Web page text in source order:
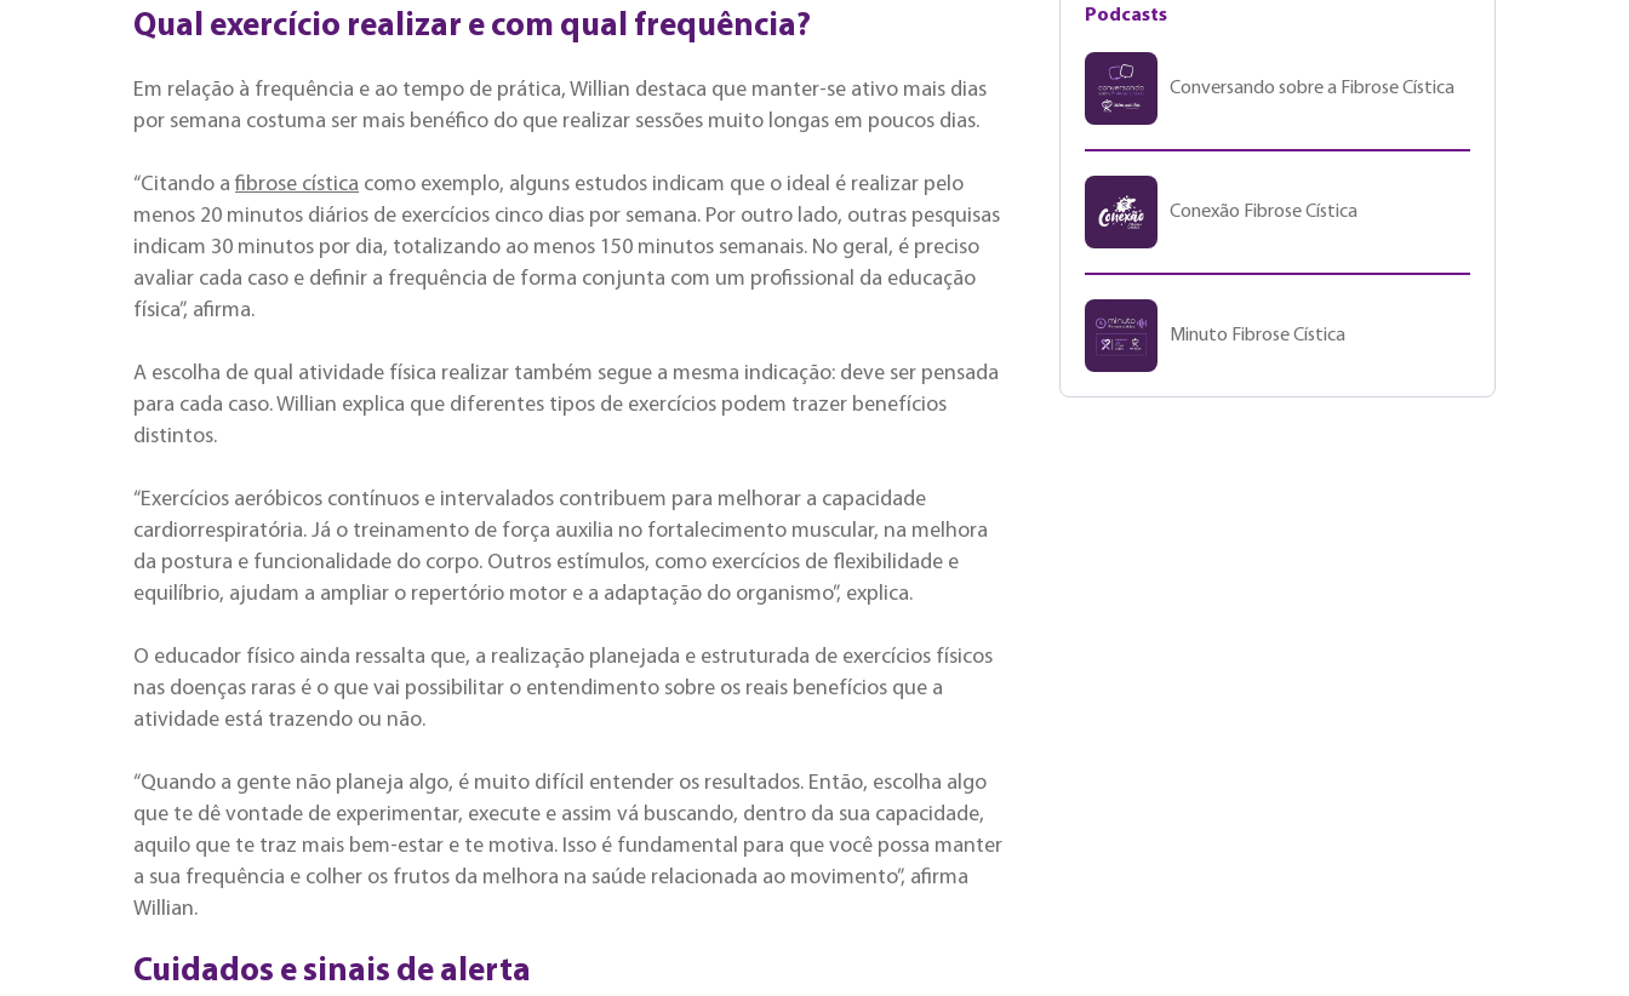
Qual exercício realizar e com qual frequência?
Em relação à frequência e ao tempo de prática, Willian destaca que manter-se ativo mais dias
por semana costuma ser mais benéfico do que realizar sessões muito longas em poucos dias.
“Citando afibrose cística como exemplo, alguns estudos indicam que o ideal é realizar pelo
menos 20 minutos diários de exercícios cinco dias por semana. Por outro lado, outras pesquisas
indicam 30 minutos por dia, totalizando ao menos 150 minutos semanais. No geral, é preciso
avaliar cada caso e definir a frequência de forma conjunta com um profissional da educação
física”, afirma.
A escolha de qual atividade física realizar também segue a mesma indicação: deve ser pensada
para cada caso. Willian explica que diferentes tipos de exercícios podem trazer benefícios
distintos.
“Exercícios aeróbicos contínuos e intervalados contribuem para melhorar a capacidade
cardiorrespiratória. Já o treinamento de força auxilia no fortalecimento muscular, na melhora
da postura e funcionalidade do corpo. Outros estímulos, como exercícios de flexibilidade e
equilíbrio, ajudam a ampliar o repertório motor e a adaptação do organismo”, explica.
O educador físico ainda ressalta que, a realização planejada e estruturada de exercícios físicos
nas doenças raras é o que vai possibilitar o entendimento sobre os reais benefícios que a
atividade está trazendo ou não.
“Quando a gente não planeja algo, é muito difícil entender os resultados. Então, escolha algo
que te dê vontade de experimentar, execute e assim vá buscando, dentro da sua capacidade,
aquilo que te traz mais bem-estar e te motiva. Isso é fundamental para que você possa manter
a sua frequência e colher os frutos da melhora na saúde relacionada ao movimento”, afirma
Willian.
Cuidados e sinais de alerta
Podcasts
Conversando sobre a Fibrose Cística
Conexão Fibrose Cística
Minuto Fibrose Cística